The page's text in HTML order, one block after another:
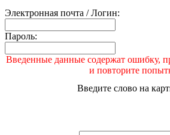
Электронная почта / Логин:
Пароль:
Введенные данные содержат ошибку,
и повторите
Введите слово на